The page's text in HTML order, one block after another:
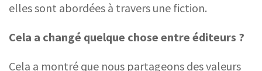
elles sont abordées à travers une fiction.
Cela a changé quelque chose entre éditeurs ?
Cela a montré que nous partageons des valeurs